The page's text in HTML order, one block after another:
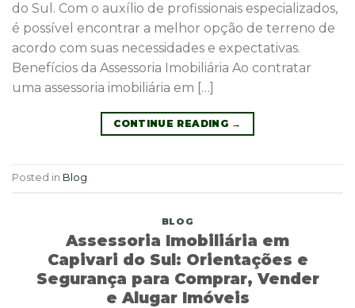
do Sul. Com o auxílio de profissionais especializados,
é possível encontrar a melhor opção de terreno de
acordo com suas necessidades e expectativas.
Benefícios da Assessoria Imobiliária Ao contratar
uma assessoria imobiliária em […]
CONTINUE READING →
Posted in Blog
BLOG
Assessoria Imobiliária em
Capivari do Sul: Orientações e
Segurança para Comprar, Vender
e Alugar Imóveis